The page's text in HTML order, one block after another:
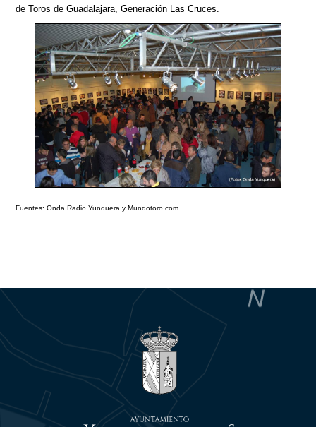
de Toros de Guadalajara, Generación Las Cruces.
Fuentes: Onda Radio Yunquera y Mundotoro.com